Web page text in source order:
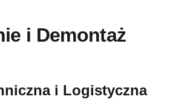
i Demontaż
i Logistyczna